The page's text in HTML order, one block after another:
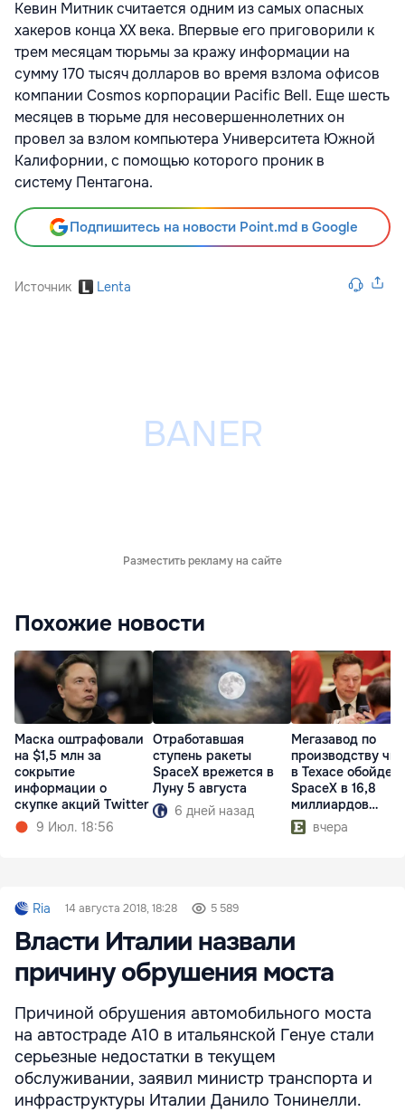
Кевин Митник считается одним из самых опасных
хакеров конца XX века. Впервые его приговорили к
трем месяцам тюрьмы за кражу информации на
сумму 170 тысяч долларов во время взлома офисов
компании Cosmos корпорации Pacific Bell. Еще шесть
месяцев в тюрьме для несовершеннолетних он
провел за взлом компьютера Университета Южной
Калифорнии, с помощью которого проник в
систему Пентагона.
Подпишитесь на новости Point.md в Google
Источник Lenta
Разместить рекламу на сайте
Похожие новости
Маска оштрафовали
на $1,5 млн за
сокрытие
информации о
скупке акций Twitter
9 Июл. 18:56
Отработавшая
ступень ракеты
SpaceX врежется в
Луну 5 августа
6 дней назад
Мегазавод по
производству
в Техасе
SpaceX в 16,8
миллиардов
долларов
вчера
Ria 14 августа 2018, 18:28 5 589
Власти Италии назвали
причину обрушения моста
Причиной обрушения автомобильного моста
на автостраде А10 в итальянской Генуе стали
серьезные недостатки в текущем
обслуживании, заявил министр транспорта и
инфраструктуры Италии Данило Тонинелли.